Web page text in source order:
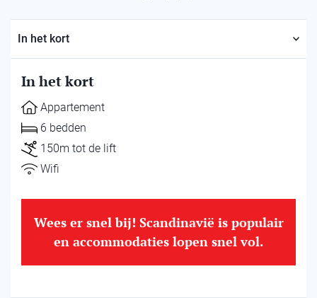
In het kort
In het kort
Appartement
6 bedden
150m tot de lift
Wifi
Wees er snel bij! Scandinavië is populair
en accommodaties lopen snel vol.